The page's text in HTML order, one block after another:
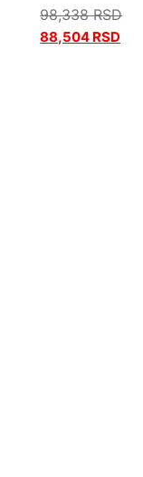
98,338RSD
88,504 RSD